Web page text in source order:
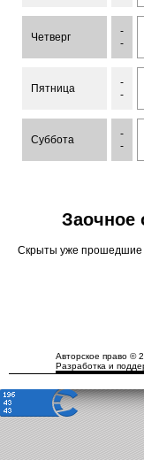
Четверг
-
-
Пятница
-
-
Суббота
-
-
Заочное
Скрыты уже прошедшие
Авторское право ©
Разработка и